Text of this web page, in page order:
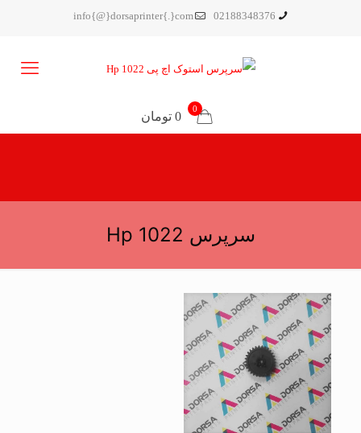
02188348376
info{@}dorsaprinter{.}com
0
0 تومان
سرپرس Hp 1022